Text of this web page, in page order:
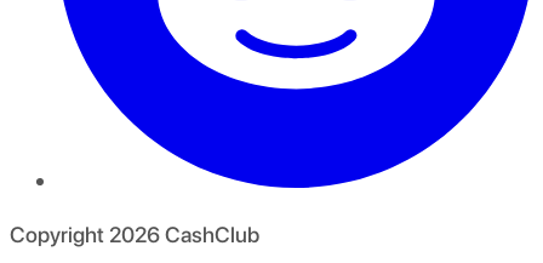
Copyright 2026CashClub